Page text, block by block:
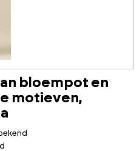
bloempot en
motieven,